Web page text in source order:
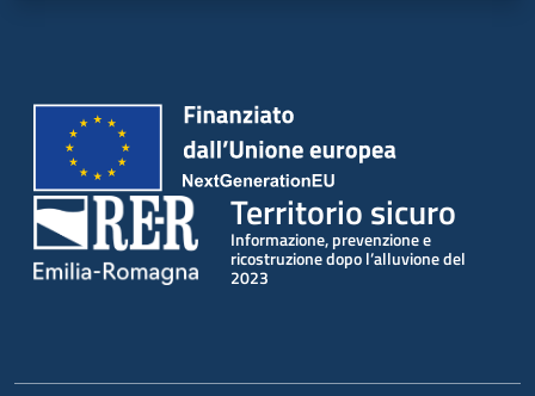
Territorio sicuro
Informazione, prevenzione e
ricostruzione dopo l’alluvione del
2023